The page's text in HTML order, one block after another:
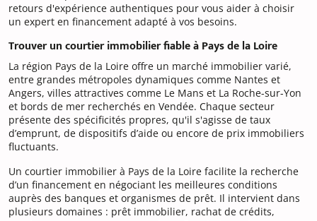
retours d'expérience authentiques pour vous aider à choisir
un expert en financement adapté à vos besoins.
Trouver un courtier immobilier fiable à Pays de la Loire
La région Pays de la Loire offre un marché immobilier varié,
entre grandes métropoles dynamiques comme Nantes et
Angers, villes attractives comme Le Mans et La Roche-sur-Yon
et bords de mer recherchés en Vendée. Chaque secteur
présente des spécificités propres, qu'il s'agisse de taux
d’emprunt, de dispositifs d’aide ou encore de prix immobiliers
fluctuants.
Un courtier immobilier à Pays de la Loire facilite la recherche
d’un financement en négociant les meilleures conditions
auprès des banques et organismes de prêt. Il intervient dans
plusieurs domaines : prêt immobilier, rachat de crédits,